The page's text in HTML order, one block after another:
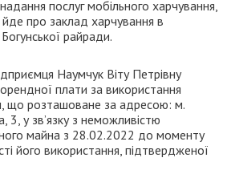
послуг мобільного харчування,
про заклад харчування в
райради.
Наумчук Віту Петрівну
плати за використання
що розташоване за адресою: м.
3, у зв’язку з неможливістю
майна з 28.02.2022 до моменту
його використання, підтвердженої